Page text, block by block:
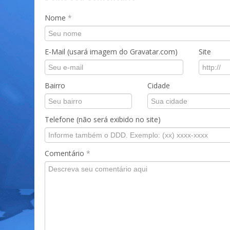
Nome *
E-Mail (usará imagem do Gravatar.com) Site
Bairro Cidade
Telefone (não será exibido no site)
Comentário *